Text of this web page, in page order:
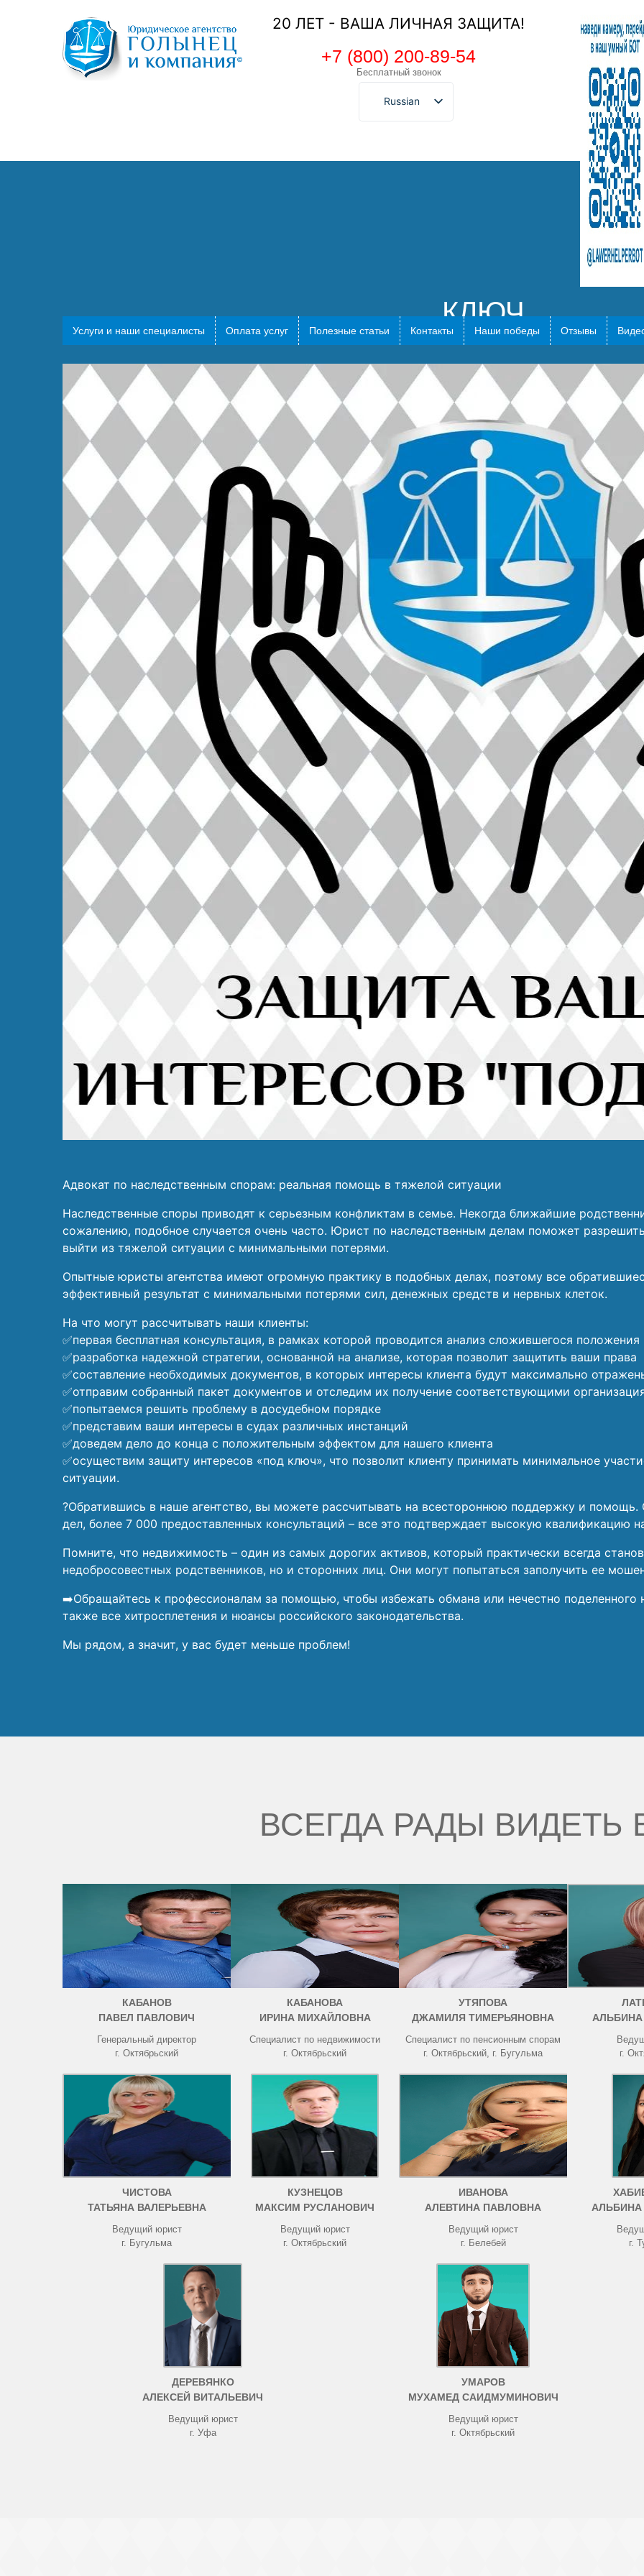
20 ЛЕТ - ВАША ЛИЧНАЯ ЗАЩИТА!
+7 (800) 200-89-54
Бесплатный звонок
Russian
Услуги и наши специалисты Оплата услуг Полезные статьи Контакты Наши победы Отзывы
КЛЮЧ
Адвокат по наследственным спорам: реальная помощь в тяжелой ситуации
Наследственные споры приводят к серьезным конфликтам в семье. Некогда ближайшие
сожалению, подобное случается очень часто. Юрист по наследственным делам поможет
выйти из тяжелой ситуации с минимальными потерями.
Опытные юристы агентства имеют огромную практику в подобных делах, поэтому все
эффективный результат с минимальными потерями сил, денежных средств и нервных клеток.
На что могут рассчитывать наши клиенты:
✅первая бесплатная консультация, в рамках которой проводится анализ сложившегося
✅разработка надежной стратегии, основанной на анализе, которая позволит защитить ваши права
✅составление необходимых документов, в которых интересы клиента будут максимально
✅отправим собранный пакет документов и отследим их получение соответствующими
✅попытаемся решить проблему в досудебном порядке
✅представим ваши интересы в судах различных инстанций
✅доведем дело до конца с положительным эффектом для нашего клиента
✅осуществим защиту интересов «под ключ», что позволит клиенту принимать минимальное
ситуации.
?Обратившись в наше агентство, вы можете рассчитывать на всестороннюю поддержку и помощь.
дел, более 7 000 предоставленных консультаций – все это подтверждает высокую квалификацию
Помните, что недвижимость – один из самых дорогих активов, который практически всегда
недобросовестных родственников, но и сторонних лиц. Они могут попытаться заполучить ее
➡️Обращайтесь к профессионалам за помощью, чтобы избежать обмана или нечестно поделенного
также все хитросплетения и нюансы российского законодательства.
Мы рядом, а значит, у вас будет меньше проблем!
ВСЕГДА РАДЫ ВИДЕТЬ
КАБАНОВ
ПАВЕЛ ПАВЛОВИЧ
Генеральный директор
г. Октябрьский
КАБАНОВА
ИРИНА МИХАЙЛОВНА
Специалист по недвижимости
г. Октябрьский
УТЯПОВА
ДЖАМИЛЯ ТИМЕРЬЯНОВНА
Специалист по пенсионным спорам
г. Октябрьский, г. Бугульма
г.
ЧИСТОВА
ТАТЬЯНА ВАЛЕРЬЕВНА
Ведущий юрист
г. Бугульма
КУЗНЕЦОВ
МАКСИМ РУСЛАНОВИЧ
Ведущий юрист
г. Октябрьский
ИВАНОВА
АЛЕВТИНА ПАВЛОВНА
Ведущий юрист
г. Белебей
г.
ДЕРЕВЯНКО
АЛЕКСЕЙ ВИТАЛЬЕВИЧ
Ведущий юрист
г. Уфа
УМАРОВ
МУХАМЕД САИДМУМИНОВИЧ
Ведущий юрист
г. Октябрьский